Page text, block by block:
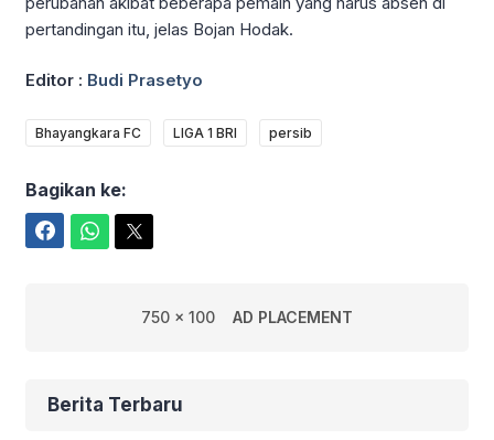
pertandingan itu, jelas Bojan Hodak.
Editor : Budi Prasetyo
Bhayangkara FC LIGA 1 BRI persib
Bagikan ke:
750 x 100 AD PLACEMENT
Berita Terbaru